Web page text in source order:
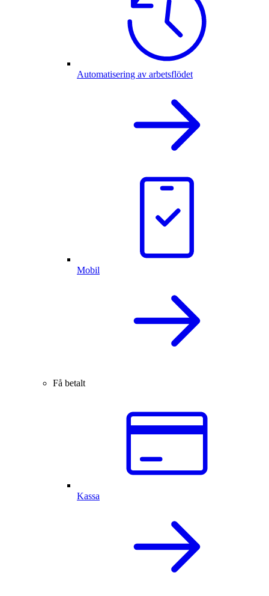
Automatisering av arbetsflödet
Mobil
Få betalt
Kassa